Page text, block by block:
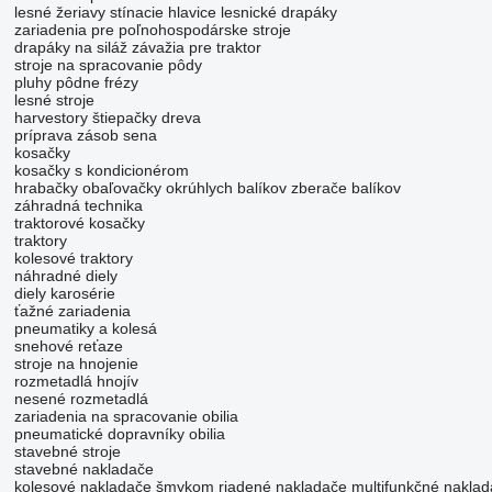
lesné žeriavy stínacie hlavice lesnické drapáky
zariadenia pre poľnohospodárske stroje
drapáky na siláž závažia pre traktor
stroje na spracovanie pôdy
pluhy pôdne frézy
lesné stroje
harvestory štiepačky dreva
príprava zásob sena
kosačky
kosačky s kondicionérom
hrabačky obaľovačky okrúhlych balíkov zberače balíkov
záhradná technika
traktorové kosačky
traktory
kolesové traktory
náhradné diely
diely karosérie
ťažné zariadenia
pneumatiky a kolesá
snehové reťaze
stroje na hnojenie
rozmetadlá hnojív
nesené rozmetadlá
zariadenia na spracovanie obilia
pneumatické dopravníky obilia
stavebné stroje
stavebné nakladače
kolesové nakladače šmykom riadené nakladače multifunkčné